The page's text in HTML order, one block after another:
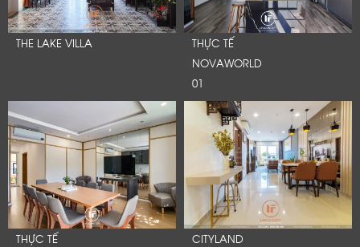
THE LAKE VILLA
THỰC TẾ
NOVAWORLD
01
THỰC TẾ
CITYLAND